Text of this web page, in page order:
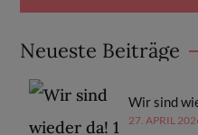
Neueste Beiträge
Wir sind
27. APRIL